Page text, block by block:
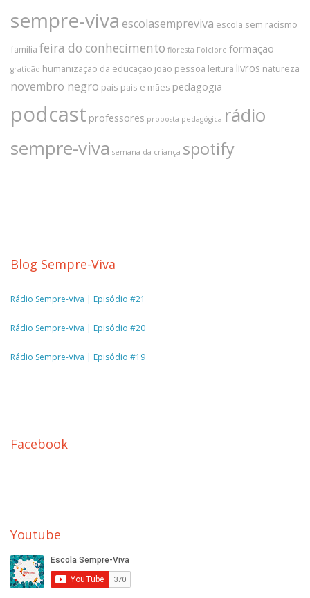
sempre-viva escolasempreviva escola sem racismo
família feira do conhecimento floresta Folclore formação
gratidão humanização da educação joão pessoa leitura livros natureza
novembro negro pais pais e mães pedagogia
podcast professores proposta pedagógica rádio
sempre-viva semana da criança spotify
Blog Sempre-Viva
Rádio Sempre-Viva | Episódio #21
Rádio Sempre-Viva | Episódio #20
Rádio Sempre-Viva | Episódio #19
Facebook
Youtube